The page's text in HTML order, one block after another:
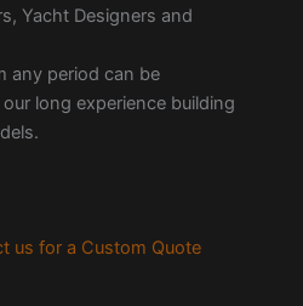
Yacht Designers and
any period can be
long experience building
us for a Custom Quote